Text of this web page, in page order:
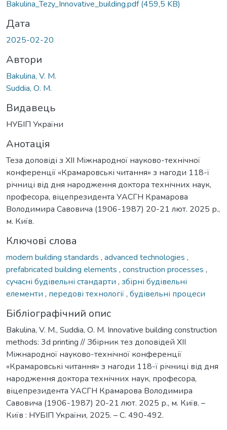
Bakulina_Tezy_Innovative_building.pdf(459,5 KB)
Дата
2025-02-20
Автори
Bakulina, V. M.
Suddia, О. M.
Видавець
НУБІП України
Анотація
Теза доповіді з XII Міжнародної науково-технічної
конференції «Крамаровські читання» з нагоди 118-ї
річниці від дня народження доктора технічних наук,
професора, віцепрезидента УАСГН Крамарова
Володимира Савовича (1906-1987) 20-21 лют. 2025 р.,
м. Київ.
Ключові слова
modern building standards , advanced technologies ,
prefabricated building elements , construction processes ,
сучасні будівельні стандарти , збірні будівельні
елементи , передові технології, будівельні процеси
Бібліографічний опис
Bakulina, V. M., Suddia, О. M. Innovative building construction
methods: 3d printing // Збірник тез доповідей XII
Міжнародної науково-технічної конференції
«Крамаровські читання» з нагоди 118-ї річниці від дня
народження доктора технічних наук, професора,
віцепрезидента УАСГН Крамарова Володимира
Савовича (1906-1987) 20-21 лют. 2025 р., м. Київ. –
Київ : НУБІП України, 2025. – С. 490-492.